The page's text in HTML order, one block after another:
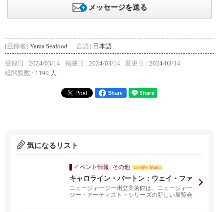
メッセージを送る
[登録者] Yama Seafood [言語] 日本語
登録日 : 2024/03/14 掲載日 : 2024/03/14 変更日 : 2024/03/14
総閲覧数 : 1190 人
Share
気になるリスト
イベント情報 / その他 13.69% Match
キャロライン・バートン：ウェイ・ファ
インディング
ニュージャージー州立美術館は、ニュージャー
ジー・アーティスト・シリーズの新しい展覧会